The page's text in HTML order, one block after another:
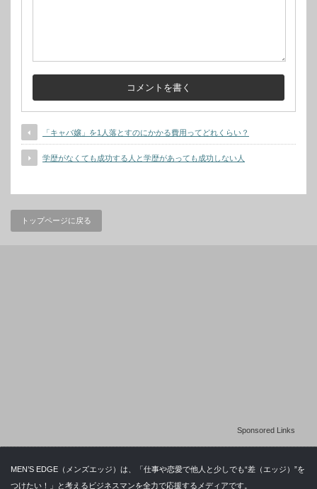
「キャバ嬢」を1人落とすのにかかる費用ってどれくらい？
学歴がなくても成功する人と学歴があっても成功しない人
トップページに戻る
Sponsored Links
MEN’S EDGE（メンズエッジ）は、「仕事や恋愛で他人と少しでも“差（エッジ）”を
つけたい！」と考えるビジネスマンを全力で応援するメディアです。